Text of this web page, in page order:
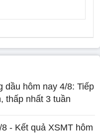
dầu hôm nay 4/8: Tiếp
thấp nhất 3 tuần
- Kết quả XSMT hôm